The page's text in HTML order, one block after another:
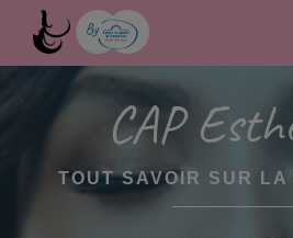
CAP
TOUT SAVOIR SUR LA